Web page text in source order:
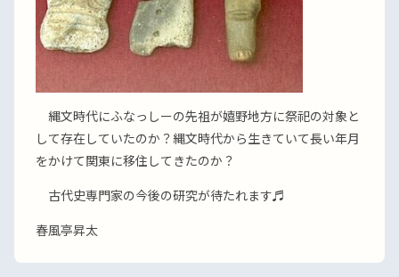
縄文時代にふなっしーの先祖が嬉野地方に祭祀の対象と
して存在していたのか？縄文時代から生きていて長い年月
をかけて関東に移住してきたのか？
古代史専門家の今後の研究が待たれます♬
春風亭昇太